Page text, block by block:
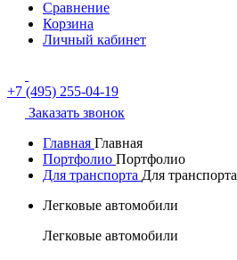
Сравнение
Корзина
Личный кабинет
+7 (495) 255-04-19
Заказать звонок
Главная Главная
Портфолио Портфолио
Для транспорта Для транспорта
Легковые автомобили
Легковые автомобили